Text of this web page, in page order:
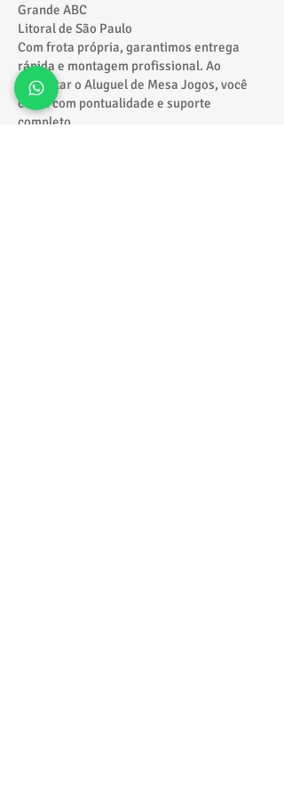
Grande ABC
Litoral de São Paulo
Com frota própria, garantimos entrega
rápida e montagem profissional. Ao
contratar o Aluguel de Mesa Jogos, você
conta com pontualidade e suporte
completo.